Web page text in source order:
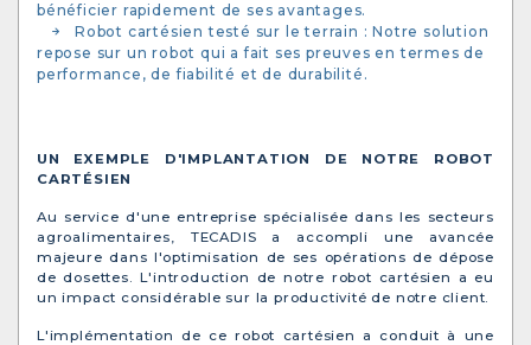
bénéficier rapidement de ses avantages.
Robot cartésien testé sur le terrain : Notre solution
repose sur un robot qui a fait ses preuves en termes de
performance, de fiabilité et de durabilité.
UN EXEMPLE D'IMPLANTATION DE NOTRE ROBOT
CARTÉSIEN
Au service d'une entreprise spécialisée dans les secteurs
agroalimentaires, TECADIS a accompli une avancée
majeure dans l'optimisation de ses opérations de dépose
de dosettes. L'introduction de notre robot cartésien a eu
un impact considérable sur la productivité de notre client.
L'implémentation de ce robot cartésien a conduit à une